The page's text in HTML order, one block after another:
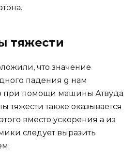
тяжести
что значение
падения g нам
при помощи машины Атвуда
тяжести также оказывается
вместо ускорения a из
следует выразить